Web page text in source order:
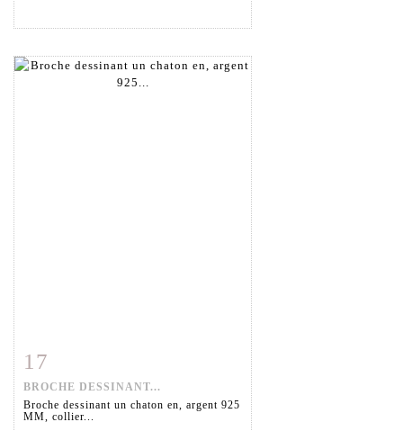
Fiche détaillée
17
BROCHE DESSINANT...
Broche dessinant un chaton en, argent 925
MM, collier...